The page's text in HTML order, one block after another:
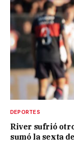
DEPORTES
River sufrió
sumó la sexta